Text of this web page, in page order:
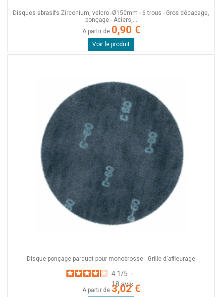
Disques abrasifs Zirconium, velcro -Ø150mm - 6 trous - Gros décapage,
ponçage - Aciers,...
A partir de 0,90 €
Voir le produit
Disque ponçage parquet pour monobrosse - Grille d'affleurage
4.1 /5 -
18avis
A partir de 3,02 €